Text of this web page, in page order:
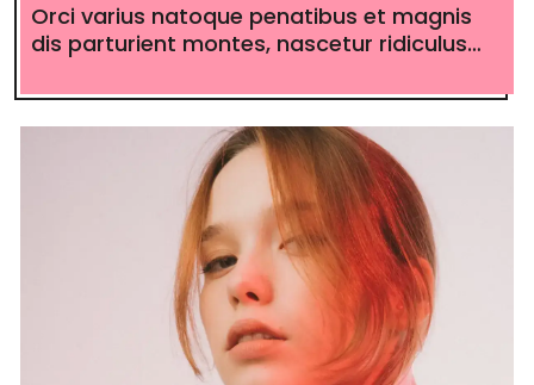
Orci varius natoque penatibus et magnis
dis parturient montes, nascetur ridiculus…